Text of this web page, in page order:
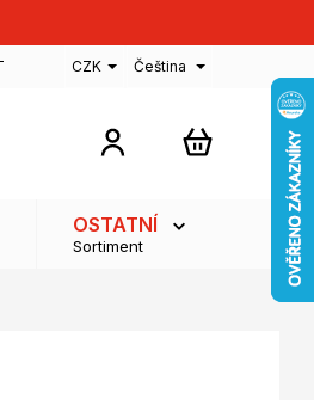
CZK Čeština
NÁKUPNÍ
OSTATNÍ
Sortiment